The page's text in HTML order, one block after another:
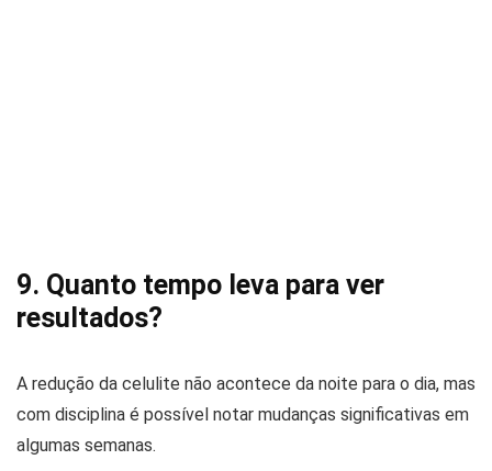
9. Quanto tempo leva para ver
resultados?
A redução da celulite não acontece da noite para o dia, mas
com disciplina é possível notar mudanças significativas em
algumas semanas.